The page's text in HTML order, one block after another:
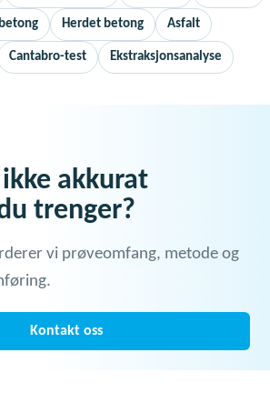
Herdet betong Asfalt
Cantabro-test Ekstraksjonsanalyse
akkurat
trenger?
vi prøveomfang, metode og
Kontakt oss